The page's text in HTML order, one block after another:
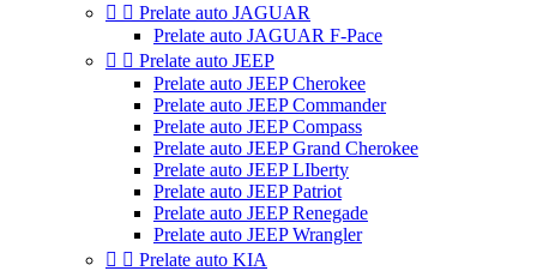
  Prelate auto JAGUAR
Prelate auto JAGUAR F-Pace
  Prelate auto JEEP
Prelate auto JEEP Cherokee
Prelate auto JEEP Commander
Prelate auto JEEP Compass
Prelate auto JEEP Grand Cherokee
Prelate auto JEEP LIberty
Prelate auto JEEP Patriot
Prelate auto JEEP Renegade
Prelate auto JEEP Wrangler
  Prelate auto KIA